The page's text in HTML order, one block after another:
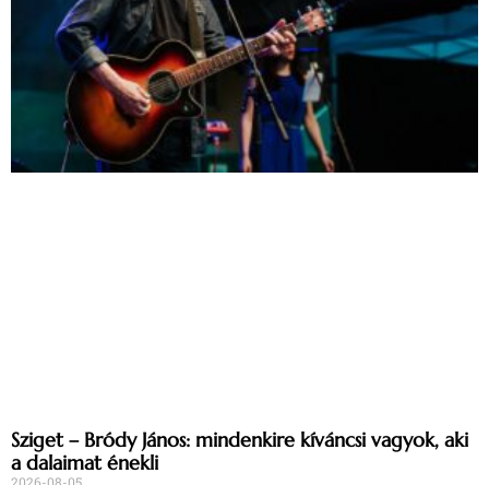
Sziget – Bródy János: mindenkire kíváncsi vagyok, aki
a dalaimat énekli